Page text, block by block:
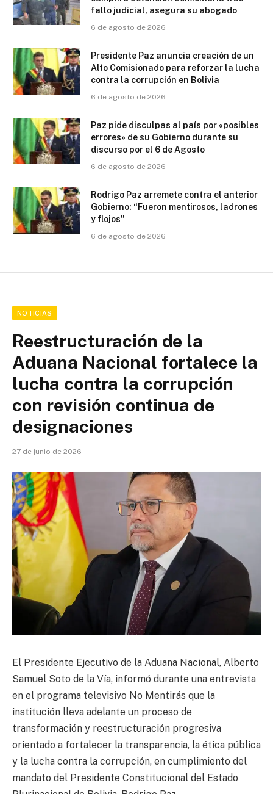
fallo judicial, asegura su abogado
6 de agosto de 2026
Presidente Paz anuncia creación de un
Alto Comisionado para reforzar la lucha
contra la corrupción en Bolivia
6 de agosto de 2026
Paz pide disculpas al país por «posibles
errores» de su Gobierno durante su
discurso por el 6 de Agosto
6 de agosto de 2026
Rodrigo Paz arremete contra el anterior
Gobierno: “Fueron mentirosos, ladrones
y flojos”
6 de agosto de 2026
NOTICIAS
Reestructuración de la
Aduana Nacional fortalece la
lucha contra la corrupción
con revisión continua de
designaciones
27 de junio de 2026
El Presidente Ejecutivo de la Aduana Nacional, Alberto
Samuel Soto de la Vía, informó durante una entrevista
en el programa televisivo No Mentirás que la
institución lleva adelante un proceso de
transformación y reestructuración progresiva
orientado a fortalecer la transparencia, la ética pública
y la lucha contra la corrupción, en cumplimiento del
mandato del Presidente Constitucional del Estado